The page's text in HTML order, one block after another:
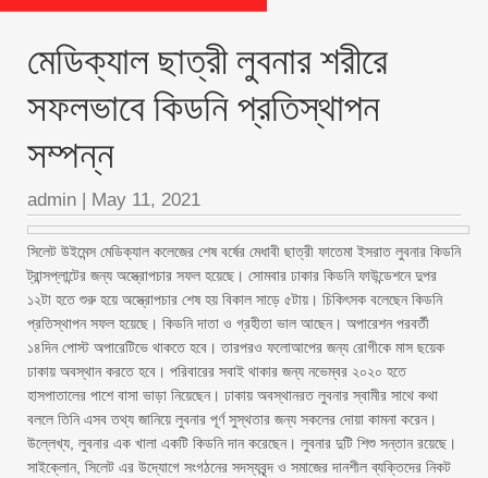
মেডিক্যাল ছাত্রী লুবনার শরীরে
সফলভাবে কিডনি প্রতিস্থাপন
সম্পন্ন
admin | May 11, 2021
সিলেট উইমেন্স মেডিক্যাল কলেজের শেষ বর্ষের মেধাবী ছাত্রী ফাতেমা ইসরাত লুবনার কিডনি
ট্রান্সপ্লান্টের জন্য অস্ত্রোপচার সফল হয়েছে। সোমবার ঢাকার কিডনি ফাউন্ডেশনে দুপর
১২টা হতে শুরু হয়ে অস্ত্রোপচার শেষ হয় বিকাল সাড়ে ৫টায়। চিকিৎসক বলেছেন কিডনি
প্রতিস্থাপন সফল হয়েছে। কিডনি দাতা ও গ্রহীতা ভাল আছেন। অপারেশন পরবর্তী
১৪দিন পোস্ট অপারেটিভে থাকতে হবে। তারপরও ফলোআপের জন্য রোগীকে মাস ছয়েক
ঢাকায় অবস্থান করতে হবে। পরিবারের সবাই থাকার জন্য নভেম্বর ২০২০ হতে
হাসপাতালের পাশে বাসা ভাড়া নিয়েছেন। ঢাকায় অবস্থানরত লুবনার স্বামীর সাথে কথা
বললে তিনি এসব তথ্য জানিয়ে লুবনার পূর্ণ সুস্থতার জন্য সকলের দোয়া কামনা করেন।
উল্লেখ্য, লুবনার এক খালা একটি কিডনি দান করেছেন। লুবনার দুটি শিশু সন্তান রয়েছে।
সাইক্লোন, সিলেট এর উদ্যোগে সংগঠনের সদস্যবৃন্দ ও সমাজের দানশীল ব্যক্তিদের নিকট